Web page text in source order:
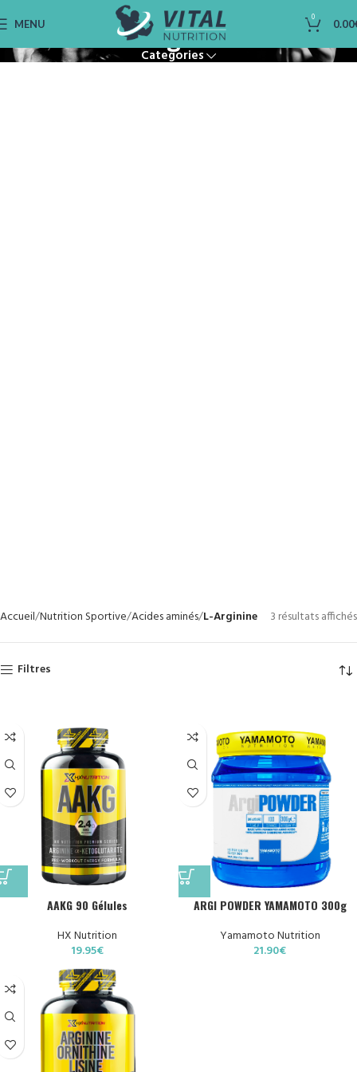
MENU 0 0.00
L-Arginine
Categories
Accueil Nutrition Sportive Acides aminés L-Arginine 3 résultats affichés
Filtres
AAKG 90 Gélules
HX Nutrition
19.95€
ARGI POWDER YAMAMOTO 300g
Yamamoto Nutrition
21.90€